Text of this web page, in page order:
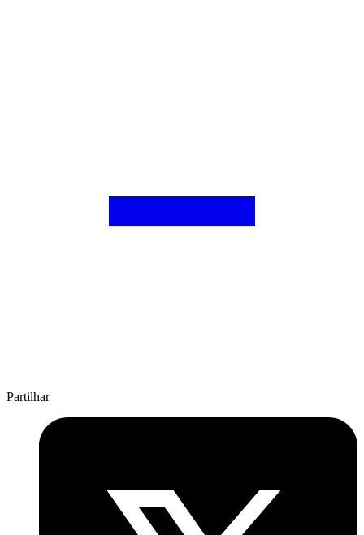
Partilhar